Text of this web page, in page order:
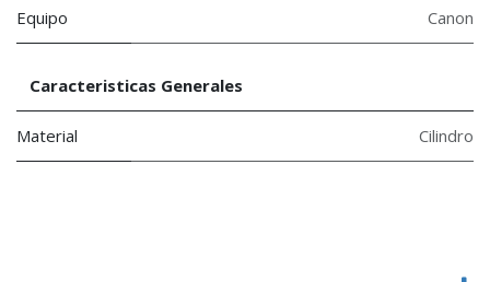
Equipo Canon
Caracteristicas Generales
Material Cilindro